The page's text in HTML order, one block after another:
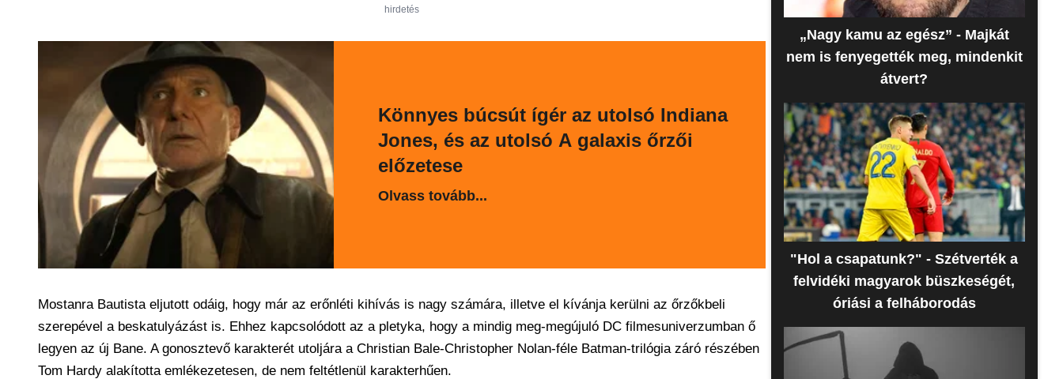
hirdetés
Könnyes búcsút ígér az utolsó Indiana
Jones, és az utolsó A galaxis őrzői
előzetese
Olvass tovább...
Mostanra Bautista eljutott odáig, hogy már az erőnléti kihívás is nagy számára, illetve el kívánja kerülni az őrzőkbeli
szerepével a beskatulyázást is. Ehhez kapcsolódott az a pletyka, hogy a mindig meg-megújuló DC filmesuniverzumban ő
legyen az új Bane. A gonosztevő karakterét utoljára a Christian Bale-Christopher Nolan-féle Batman-trilógia záró részében
Tom Hardy alakította emlékezetesen, de nem feltétlenül karakterhűen.
„Nagy kamu az egész” - Majkát
nem is fenyegették meg, mindenkit
átvert?
"Hol a csapatunk?" - Szétverték a
felvidéki magyarok büszkeségét,
óriási a felháborodás